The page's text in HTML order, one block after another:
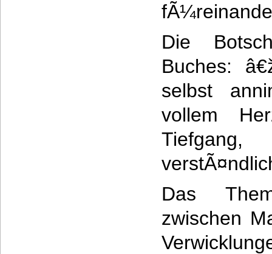
Die
Buches:
selbst
vollem
Das
zwischen